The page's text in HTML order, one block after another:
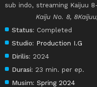
sub indo, streaming Kaijuu
Kaiju No. 8,
Status: Completed
Studio: Production I.G
Dirilis: 2024
Durasi: 23 min. per ep.
Musim: Spring 2024